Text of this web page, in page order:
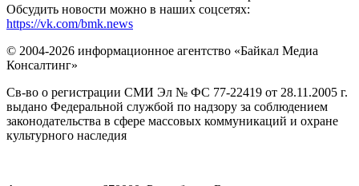
Обсудить новости можно в наших соцсетях:
https://vk.com/bmk.news
© 2004-2026 информационное агентство «Байкал Медиа
Консалтинг»
Св-во о регистрации СМИ Эл № ФС 77-22419 от 28.11.2005 г.
выдано Федеральной службой по надзору за соблюдением
законодательства в сфере массовых коммуникаций и охране
культурного наследия